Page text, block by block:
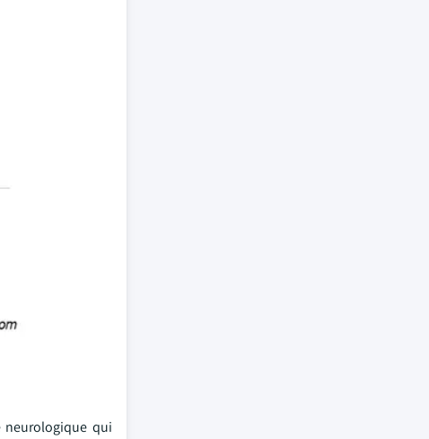
neurologique qui